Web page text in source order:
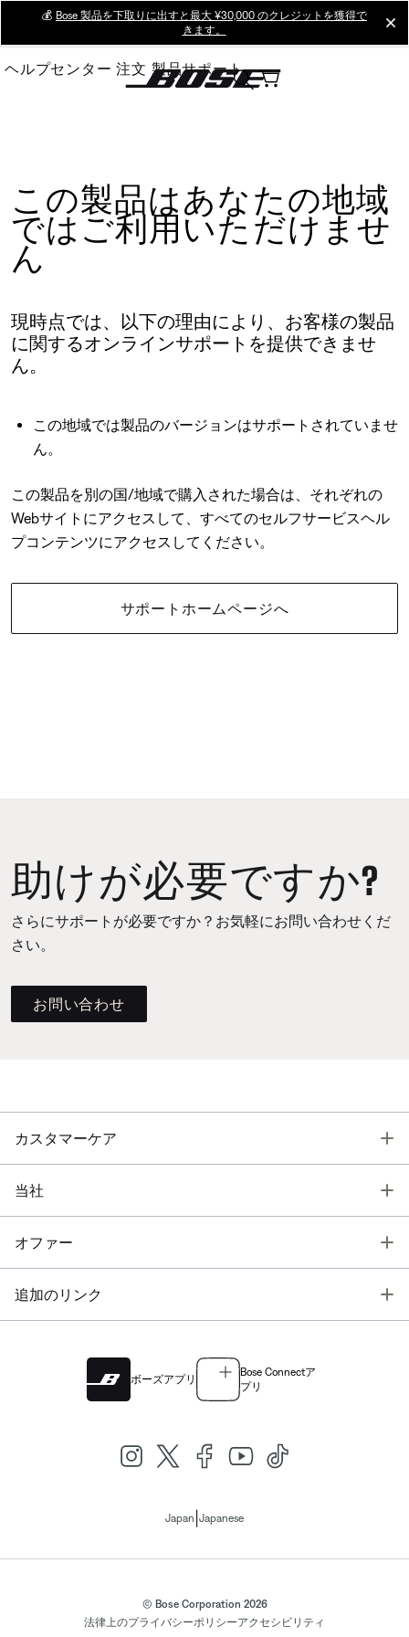
Main
💰 Bose 製品を下取りに出すと最大 ¥30,000 のクレジットを獲得で
きます。
ヘルプセンター 注文 製品サポート
この製品はあなたの地域
ではご利用いただけませ
ん
現時点では、以下の理由により、お客様の製品
に関するオンラインサポートを提供できませ
ん。
この地域では製品のバージョンはサポートされていませ
ん。
この製品を別の国/地域で購入された場合は、それぞれの
Webサイトにアクセスして、すべてのセルフサービスヘル
プコンテンツにアクセスしてください。
サポートホームページへ
助けが必要ですか?
さらにサポートが必要ですか？お気軽にお問い合わせくだ
さい。
お問い合わせ
カスタマーケア
当社
オファー
追加のリンク
ボーズアプリ
Bose Connectア
プリ
Japan Japanese
© Bose Corporation 2026
法律上のプライバシーポリシーアクセシビリティ